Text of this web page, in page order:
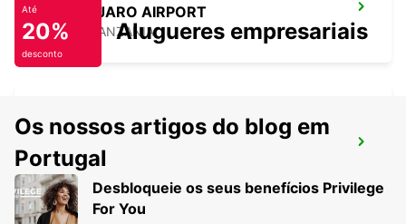
KILIMANJARO AIRPORT
MOSHI - TANZANIA
ARUSHA AIRPORT
ARUSHA - TANZANIA
Até
20%
desconto
Alugueres empresariais
Os nossos artigos do blog em
Portugal
Desbloqueie os seus benefícios Privilege
For You